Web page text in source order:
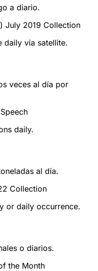
a diario.
July 2019 Collection
daily via satellite.
veces al día por
daily.
al día.
Collection
or daily occurrence.
o diarios.
the Month